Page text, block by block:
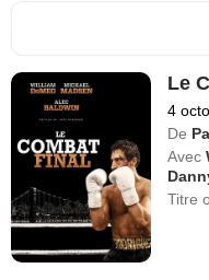
Le
4
De
Avec
Titre